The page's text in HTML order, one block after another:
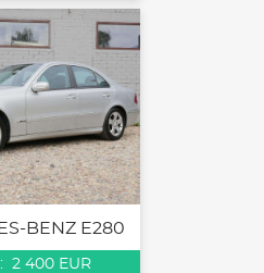
BENZ E280
2 400 EUR